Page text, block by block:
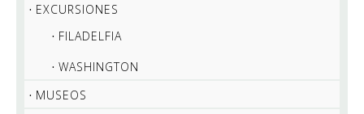
EXCURSIONES
FILADELFIA
WASHINGTON
MUSEOS